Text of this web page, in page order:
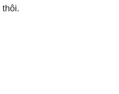
thôi.